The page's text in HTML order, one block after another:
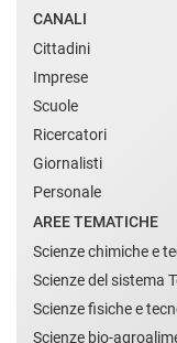
CANALI
Cittadini
Imprese
Scuole
Ricercatori
Giornalisti
Personale
AREE TEMATICHE
Scienze chimiche e
Scienze del sistema
Scienze fisiche e
Scienze bio-